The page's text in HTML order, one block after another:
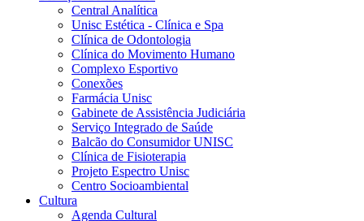
Central Analítica
Unisc Estética - Clínica e Spa
Clínica de Odontologia
Clínica do Movimento Humano
Complexo Esportivo
Conexões
Farmácia Unisc
Gabinete de Assistência Judiciária
Serviço Integrado de Saúde
Balcão do Consumidor UNISC
Clínica de Fisioterapia
Projeto Espectro Unisc
Centro Socioambiental
Cultura
Agenda Cultural